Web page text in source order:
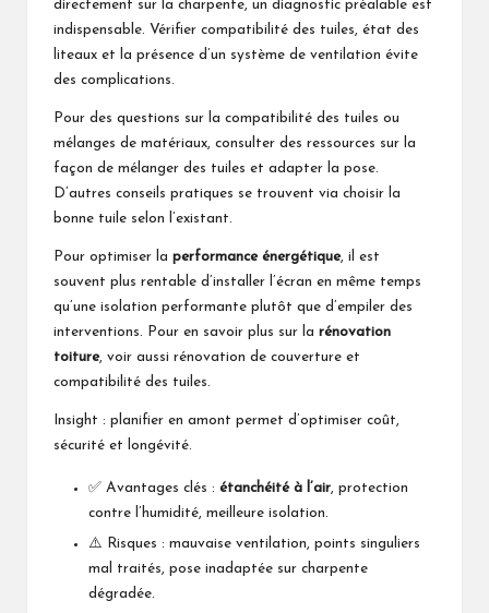
directement sur la charpente, un diagnostic préalable est
indispensable. Vérifier compatibilité des tuiles, état des
liteaux et la présence d’un système de ventilation évite
des complications.
Pour des questions sur la compatibilité des tuiles ou
mélanges de matériaux, consulter des ressources sur la
façon de mélanger des tuiles et adapter la pose.
D’autres conseils pratiques se trouvent via choisir la
bonne tuile selon l’existant.
Pour optimiser la performance énergétique, il est
souvent plus rentable d’installer l’écran en même temps
qu’une isolation performante plutôt que d’empiler des
interventions. Pour en savoir plus sur la rénovation
toiture, voir aussi rénovation de couverture et
compatibilité des tuiles.
Insight : planifier en amont permet d’optimiser coût,
sécurité et longévité.
✅ Avantages clés : étanchéité à l’air, protection
contre l’humidité, meilleure isolation.
⚠️ Risques : mauvaise ventilation, points singuliers
mal traités, pose inadaptée sur charpente
dégradée.